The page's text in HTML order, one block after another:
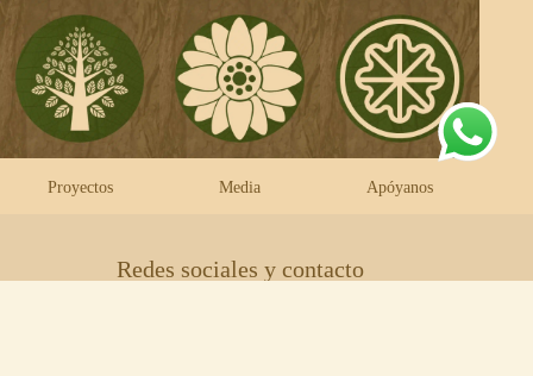
Proyectos Media Apóyanos
Redes sociales y contacto